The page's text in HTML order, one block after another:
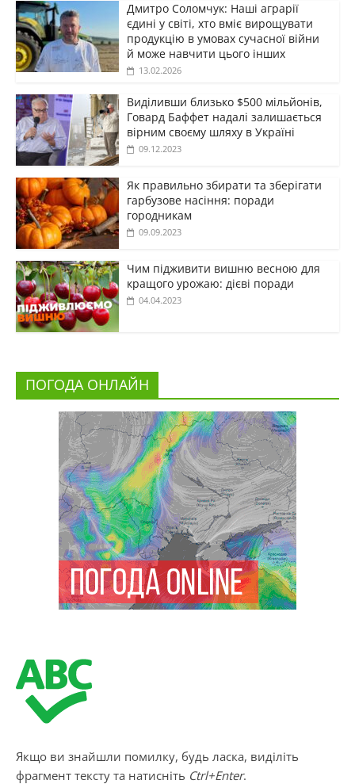
Дмитро Соломчук: Наші аграрії
єдині у світі, хто вміє вирощувати
продукцію в умовах сучасної війни
й може навчити цього інших
13.02.2026
Виділивши близько $500 мільйонів,
Говард Баффет надалі залишається
вірним своєму шляху в Україні
09.12.2023
Як правильно збирати та зберігати
гарбузове насіння: поради
городникам
09.09.2023
Чим підживити вишню весною для
кращого урожаю: дієві поради
04.04.2023
ПОГОДА ОНЛАЙН
Якщо ви знайшли помилку, будь ласка, виділіть
фрагмент тексту та натисніть Ctrl+Enter.